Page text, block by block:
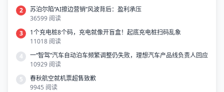
2
苏泊尔陷“AI擦边营销”风波背后：盈利承压
36599 阅读
3
1个充电桩8个码，充电就像开盲盒！起底充电桩扫码乱象
11018 阅读
4
一“智驾”汽车自动泊车频繁调整仍失败，理想汽车产品线负责人回应
10929 阅读
5
春秋航空就机票超售致歉
9945 阅读